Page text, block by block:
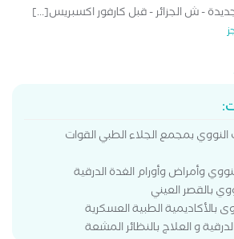
- ش الجزائر - قبل كارفور اكسبريس[...]
بمجمع الجلاء الطبي القوات
وأمراض وأورام الغدة الدرقية
بالقصر العيني
بالأكاديمية الطبية العسكرية
و العلاج بالنظائر المشعة